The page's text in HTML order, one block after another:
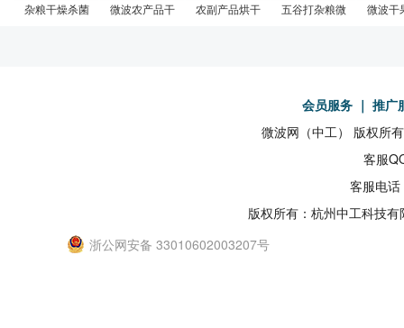
杂粮干燥杀菌 微波农产品干 农副产品烘干 五谷打杂粮微 微波干
会员服务 ｜ 推广
微波网（中工） 版权所
客服
客服电
版权所有：杭州中工科技
浙公网安备 33010602003207号